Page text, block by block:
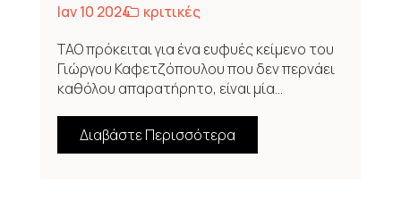
Ιαν 10 2024
κριτικές
ΤΑΟ πρόκειται για ένα ευφυές κείμενο του
Γιώργου Καφετζόπουλου που δεν περνάει
καθόλου απαρατήρητο, είναι μία...
Διαβάστε Περισσότερα